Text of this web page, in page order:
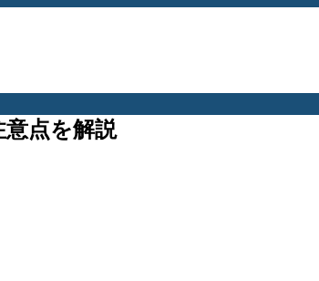
意点を解説